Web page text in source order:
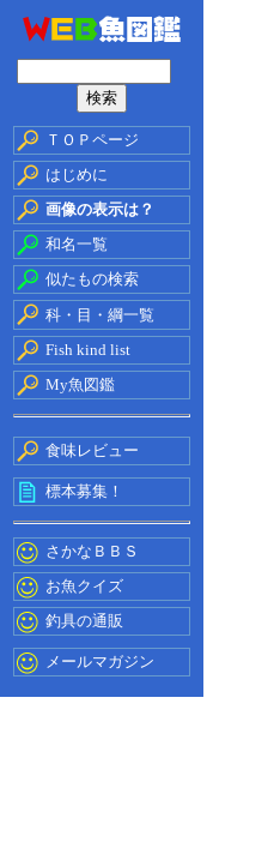
ＴＯＰページ
はじめに
画像の表示は？
和名一覧
似たもの検索
科・目・綱一覧
Fish kind list
My魚図鑑
食味レビュー
標本募集！
さかなＢＢＳ
お魚クイズ
釣具の通販
メールマガジン